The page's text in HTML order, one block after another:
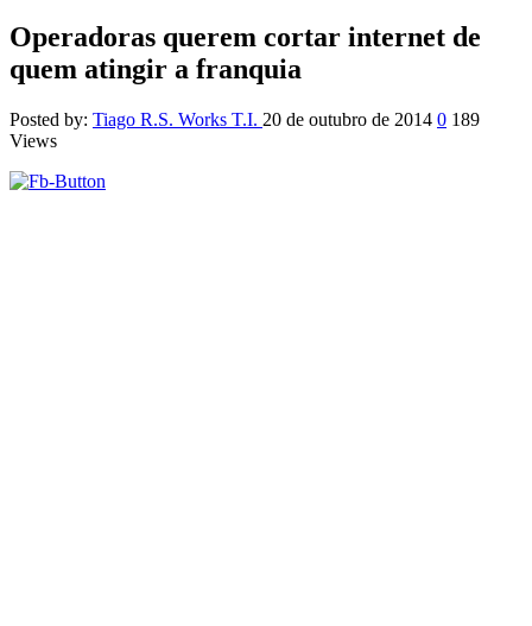
Operadoras querem cortar internet de
quem atingir a franquia
Posted by: Tiago R.S. Works T.I. 20 de outubro de 2014 0 189
Views